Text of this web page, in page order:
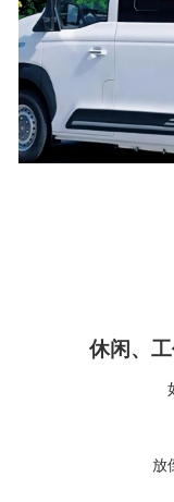
休闲、
放